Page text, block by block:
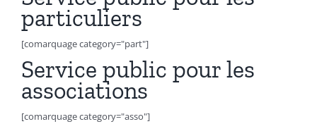
particuliers
[comarquage category="part"]
Service public pour les
associations
[comarquage category="asso"]